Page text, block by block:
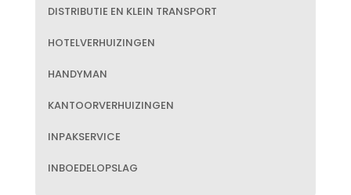
DISTRIBUTIE EN KLEIN TRANSPORT
HOTELVERHUIZINGEN
HANDYMAN
KANTOORVERHUIZINGEN
INPAKSERVICE
INBOEDELOPSLAG